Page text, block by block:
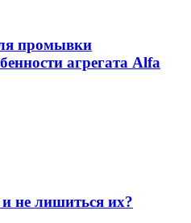
промывки
агрегата Alfa
не лишиться их?